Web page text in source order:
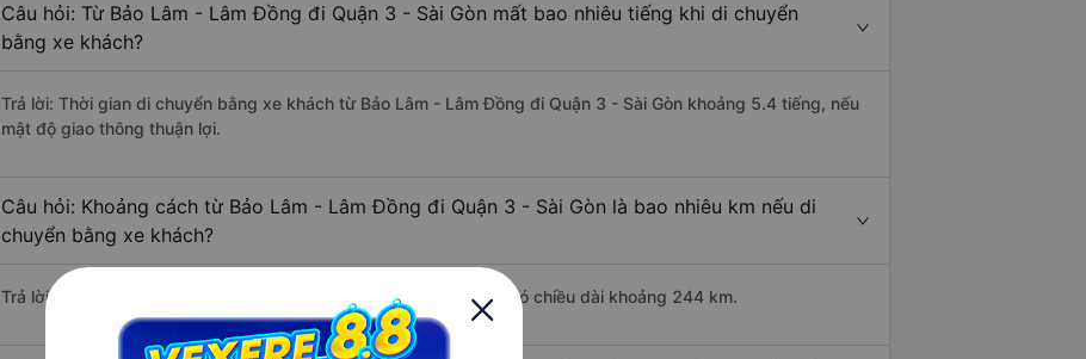
Câu hỏi: Từ Bảo Lâm - Lâm Đồng đi Quận 3 - Sài Gòn mất bao nhiêu tiếng khi di chuyển
bằng xe khách?
Trả lời: Thời gian di chuyển bằng xe khách từ Bảo Lâm - Lâm Đồng đi Quận 3 - Sài Gòn khoảng 5.4 tiếng, nếu
mật độ giao thông thuận lợi.
Câu hỏi: Khoảng cách từ Bảo Lâm - Lâm Đồng đi Quận 3 - Sài Gòn là bao nhiêu km nếu di
chuyển bằng xe khách?
Trả lời: Đoạn đường đi Quận 3 - Sài Gòn từ Bảo Lâm - Lâm Đồng có chiều dài khoảng 244 km.